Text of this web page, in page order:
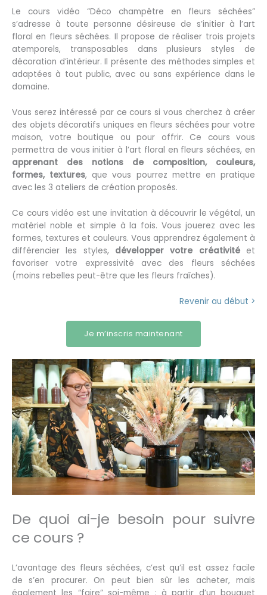
Le cours vidéo “Déco champêtre en fleurs séchées”
s’adresse à toute personne désireuse de s’initier à l’art
floral en fleurs séchées. Il propose de réaliser trois projets
atemporels, transposables dans plusieurs styles de
décoration d’intérieur. Il présente des méthodes simples et
adaptées à tout public, avec ou sans expérience dans le
domaine.
Vous serez intéressé par ce cours si vous cherchez à créer
des objets décoratifs uniques en fleurs séchées pour votre
maison, votre boutique ou pour offrir. Ce cours vous
permettra de vous initier à l’art floral en fleurs séchées, en
apprenant des notions de composition, couleurs,
formes, textures, que vous pourrez mettre en pratique
avec les 3 ateliers de création proposés.
Ce cours vidéo est une invitation à découvrir le végétal, un
matériel noble et simple à la fois. Vous jouerez avec les
formes, textures et couleurs. Vous apprendrez également à
différencier les styles, développer votre créativité et
favoriser votre expressivité avec des fleurs séchées
(moins rebelles peut-être que les fleurs fraîches).
Revenir au début >
Je m’inscris maintenant
De quoi ai-je besoin pour suivre
ce cours ?
L’avantage des fleurs séchées, c’est qu’il est assez facile
de s’en procurer. On peut bien sûr les acheter, mais